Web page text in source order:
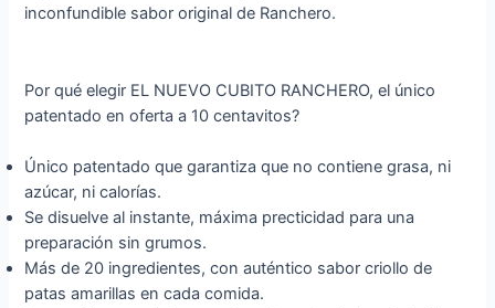
inconfundible sabor original de Ranchero.
Por qué elegir EL NUEVO CUBITO RANCHERO, el único
patentado en oferta a 10 centavitos?
Único patentado que garantiza que no contiene grasa, ni
azúcar, ni calorías.
Se disuelve al instante, máxima precticidad para una
preparación sin grumos.
Más de 20 ingredientes, con auténtico sabor criollo de
patas amarillas en cada comida.